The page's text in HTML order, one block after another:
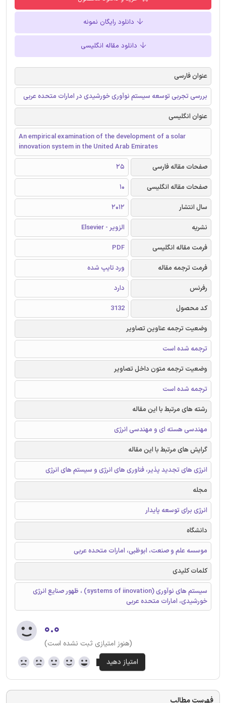
دانلود رایگان نمونه
دانلود مقاله انگلیسی
عنوان فارسی
بررسی تجربی توسعه سیستم نوآوری خورشیدی در امارات متحده عربی
عنوان انگلیسی
An empirical examination of the development of a solar
innovation system in the United Arab Emirates
صفحات مقاله فارسی
25
صفحات مقاله انگلیسی
10
سال انتشار
2012
نشریه
الزویر - Elsevier
فرمت مقاله انگلیسی
PDF
فرمت ترجمه مقاله
ورد تایپ شده
رفرنس
دارد
کد محصول
3132
وضعیت ترجمه عناوین تصاویر
ترجمه شده است
وضعیت ترجمه متون داخل تصاویر
ترجمه شده است
رشته های مرتبط با این مقاله
مهندسی هسته ای و مهندسی انرژی
گرایش های مرتبط با این مقاله
انرژی های تجدید پذیر، فناوری های انرژی و سیستم های انرژی
مجله
انرژی برای توسعه پایدار
دانشگاه
موسسه علم و صنعت، ابوظبی، امارات متحده عربی
کلمات کلیدی
سیستم های نوآوری (systems of iinovation) ، ظهور صنایع انرژی
خورشیدی، امارات متحده عربی
۰.۰
(هنوز امتیازی ثبت نشده است)
فهرست مطالب